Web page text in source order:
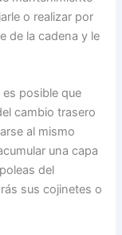
o realizar por
de la cadena y le
posible que
cambio trasero
al mismo
una capa
del
sus cojinetes o